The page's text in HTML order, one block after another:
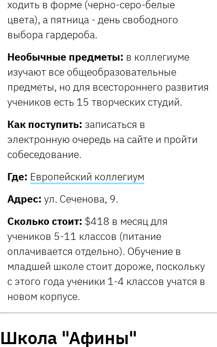
ходить в форме (черно-серо-белые
цвета), а пятница - день свободного
выбора гардероба.
Необычные предметы: в коллегиуме
изучают все общеобразовательные
предметы, но для всестороннего развития
учеников есть 15 творческих студий.
Как поступить: записаться в
электронную очередь на сайте и пройти
собеседование.
Где: Европейский коллегиум
Адрес: ул. Сеченова, 9.
Сколько стоит: $418 в месяц для
учеников 5-11 классов (питание
оплачивается отдельно). Обучение в
младшей школе стоит дороже, поскольку
с этого года ученики 1-4 классов учатся в
новом корпусе.
Школа "Афины"